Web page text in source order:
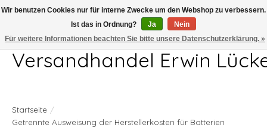
Telefon 04407 715872 MO-DO 7.00-17.00Uhr FR 7.00-13.00Uhr
Versandhandel Erwin
Startseite /
Getrennte Ausweisung der Herstellerkosten für Batterien
Wir benutzen Cookies nur für interne Zwecke um den Webshop zu verbessern.
Ist das in Ordnung?
Ja
Nein
Für weitere Informationen beachten Sie bitte unsere Datenschutzerklärung. »